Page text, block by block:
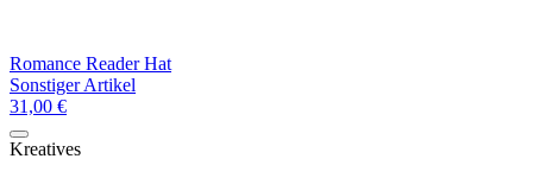
Romance Reader Hat
Sonstiger Artikel
31,00 €
Kreatives